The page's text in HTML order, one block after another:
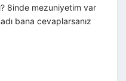
8inde mezuniyetim var
bana cevaplarsanız